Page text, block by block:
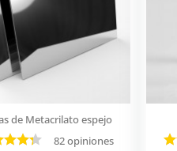
de Metacrilato espejo
82 opiniones